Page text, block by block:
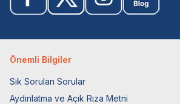
Önemli Bilgiler
Sık Sorulan Sorular
Aydınlatma ve Açık Rıza Metni